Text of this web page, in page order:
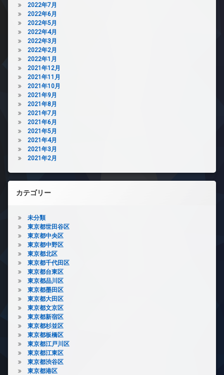
2022年7月
2022年6月
2022年5月
2022年4月
2022年3月
2022年2月
2022年1月
2021年12月
2021年11月
2021年10月
2021年9月
2021年8月
2021年7月
2021年6月
2021年5月
2021年4月
2021年3月
2021年2月
カテゴリー
未分類
東京都世田谷区
東京都中央区
東京都中野区
東京都北区
東京都千代田区
東京都台東区
東京都品川区
東京都墨田区
東京都大田区
東京都文京区
東京都新宿区
東京都杉並区
東京都板橋区
東京都江戸川区
東京都江東区
東京都渋谷区
東京都港区